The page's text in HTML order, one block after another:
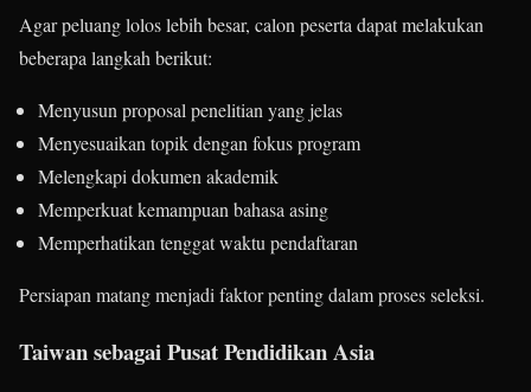
Agar peluang lolos lebih besar, calon peserta dapat melakukan
beberapa langkah berikut:
Menyusun proposal penelitian yang jelas
Menyesuaikan topik dengan fokus program
Melengkapi dokumen akademik
Memperkuat kemampuan bahasa asing
Memperhatikan tenggat waktu pendaftaran
Persiapan matang menjadi faktor penting dalam proses seleksi.
Taiwan sebagai Pusat Pendidikan Asia